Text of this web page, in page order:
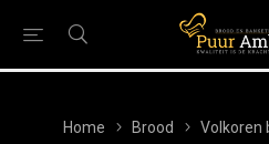
Home Brood Volkoren